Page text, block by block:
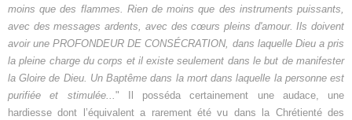
moins que des flammes. Rien de moins que des instruments puissants,
avec des messages ardents, avec des cœurs pleins d'amour. Ils doivent
avoir une PROFONDEUR DE CONSÉCRATION, dans laquelle Dieu a pris
la pleine charge du corps et il existe seulement dans le but de manifester
la Gloire de Dieu. Un Baptême dans la mort dans laquelle la personne est
purifiée et stimulée..." Il posséda certainement une audace, une
hardiesse dont l’équivalent a rarement été vu dans la Chrétienté des